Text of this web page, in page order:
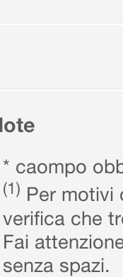
* caompo
(1) Per motivi
verifica che
Fai
senza spazi.